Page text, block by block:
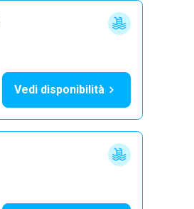
Vedi disponibilità